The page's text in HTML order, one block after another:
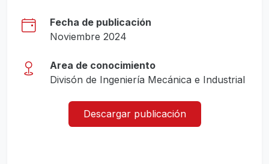
Fecha de publicación
Noviembre 2024
Area de conocimiento
Divisón de Ingeniería Mecánica e Industrial
Descargar publicación